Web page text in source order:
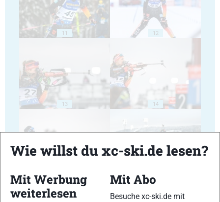
11 12
13 14
Wie willst du xc-ski.de lesen?
Mit Werbung
weiterlesen
Mit Abo
Besuche xc-ski.de mit